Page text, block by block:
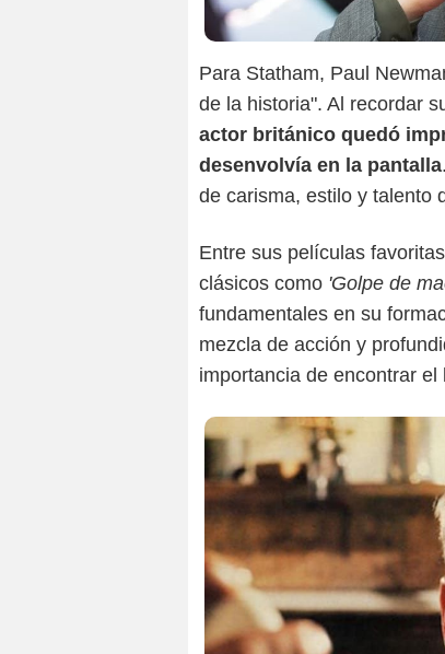
Para Statham, Paul
de la historia". Al recordar
actor británico quedó
desenvolvía en la pantalla
de carisma, estilo y talento
Entre sus películas
clásicos como 'Golpe de
fundamentales en su
mezcla de acción y
importancia de encontrar